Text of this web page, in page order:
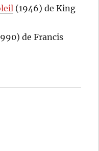
(1946) de King
de Francis